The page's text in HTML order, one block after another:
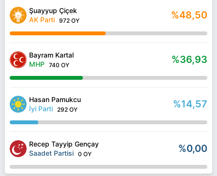
Şuayyup Çiçek
AK Parti 972 OY %48,50
Bayram Kartal
MHP 740 OY %36,93
Hasan Pamukcu
İyi Parti 292 OY %14,57
Recep Tayyip Gençay
Saadet Partisi 0 OY %0,00